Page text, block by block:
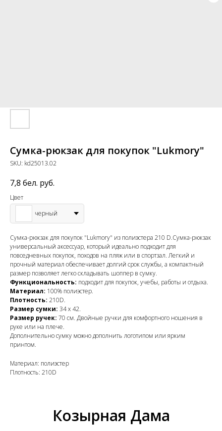
Сумка-рюкзак для покупок "Lukmory"
SKU: kd25013.02
7,8 бел. руб.
Цвет
черный
Сумка-рюкзак для покупок "Lukmory" из полиэстера 210 D.Сумка-рюкзак
универсальный аксессуар, который идеально подходит для
повседневных покупок, походов на пляж или в спортзал. Легкий и
прочный материал обеспечивает долгий срок службы, а компактный
размер позволяет легко складывать шоппер в сумку.
Функциональность: подходит для покупок, учебы, работы и отдыха.
Материал: 100% полиэстер.
Плотность: 210D.
Размер сумки: 34 х 42.
Размер ручек: 70 см. Двойные ручки для комфортного ношения в
руке или на плече.
Дополнительно сумку можно дополнить логотипом или ярким
принтом.
Материал: полиэстер
Плотность: 210D
Козырная Дама